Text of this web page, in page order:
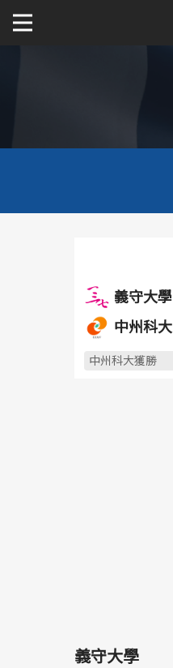
義守大學
中州科大
中州科大獲勝
義守大學